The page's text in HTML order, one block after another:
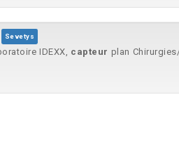
Sevetys
IDEXX, capteur plan